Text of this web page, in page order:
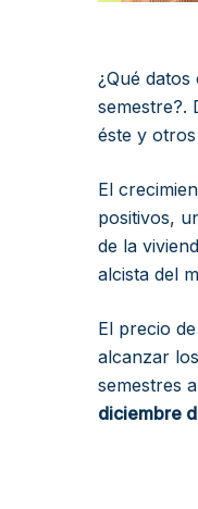
¿Qué
semestre?.
éste y
El
positivos,
de la
alcista del
El precio
alcanzar
semestres
diciembre